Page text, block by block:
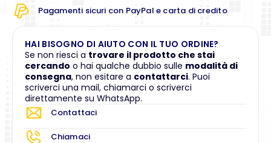
Pagamenti sicuri con PayPal e carta di credito
HAI BISOGNO DI AIUTO CON IL TUO ORDINE?
Se non riesci a trovare il prodotto che stai
cercando o hai qualche dubbio sulle modalità di
consegna, non esitare a contattarci. Puoi
scriverci una mail, chiamarci o scriverci
direttamente su WhatsApp.
Contattaci
Chiamaci